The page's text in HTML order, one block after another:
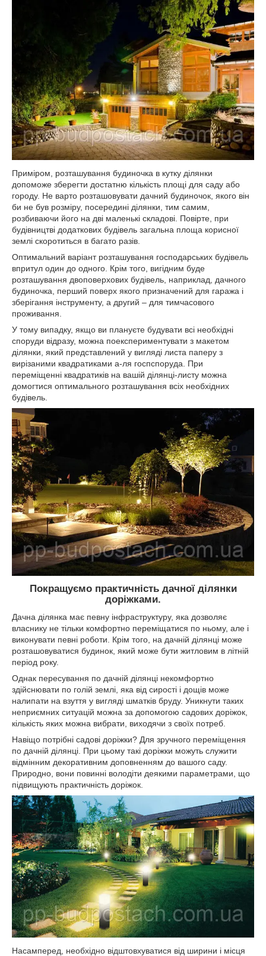
Приміром, розташування будиночка в кутку ділянки
допоможе зберегти достатню кількість площі для саду або
городу. Не варто розташовувати дачний будиночок, якого він
би не був розміру, посередині ділянки, тим самим,
розбиваючи його на дві маленькі складові. Повірте, при
будівництві додаткових будівель загальна площа корисної
землі скоротиться в багато разів.
Оптимальний варіант розташування господарських будівель
впритул один до одного. Крім того, вигідним буде
розташування двоповерхових будівель, наприклад, дачного
будиночка, перший поверх якого призначений для гаража і
зберігання інструменту, а другий – для тимчасового
проживання.
У тому випадку, якщо ви плануєте будувати всі необхідні
споруди відразу, можна поекспериментувати з макетом
ділянки, який представлений у вигляді листа паперу з
вирізаними квадратиками а-ля госпспоруда. При
переміщенні квадратиків на вашій ділянці-листу можна
домогтися оптимального розташування всіх необхідних
будівель.
Покращуємо практичність дачної ділянки
доріжками.
Дачна ділянка має певну інфраструктуру, яка дозволяє
власнику не тільки комфортно переміщатися по ньому, але і
виконувати певні роботи. Крім того, на дачній ділянці може
розташовуватися будинок, який може бути житловим в літній
період року.
Однак пересування по дачній ділянці некомфортно
здійснювати по голій землі, яка від сирості і дощів може
налипати на взуття у вигляді шматків бруду. Уникнути таких
неприємних ситуацій можна за допомогою садових доріжок,
кількість яких можна вибрати, виходячи з своїх потреб.
Навіщо потрібні садові доріжки? Для зручного переміщення
по дачній ділянці. При цьому такі доріжки можуть служити
відмінним декоративним доповненням до вашого саду.
Природно, вони повинні володіти деякими параметрами, що
підвищують практичність доріжок.
Насамперед, необхідно відштовхуватися від ширини і місця